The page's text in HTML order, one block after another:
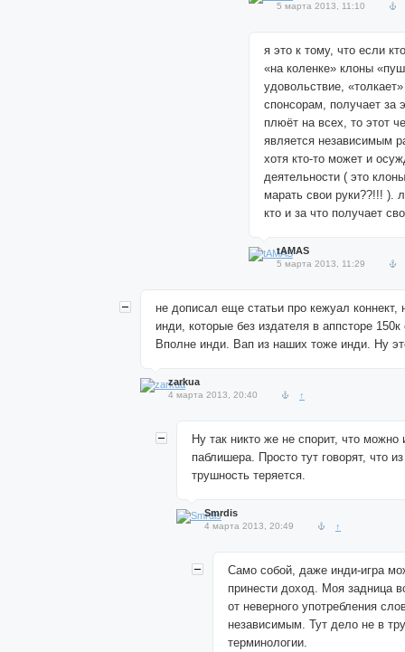
5 марта 2013, 11:10
я это к тому, что если
«на коленке» клоны
удовольствие,
спонсорам, получает за
плюёт на всех, то этот
является независимым
хотя кто-то может и
деятельности ( это
марать свои руки??!!! ).
кто и за что получает
tAMAS
5 марта 2013, 11:29
не дописал еще статьи про кежуал коннект,
инди, которые без издателя в аппсторе
Вполне инди. Вап из наших тоже инди. Ну
zarkua
4 марта 2013, 20:40 ↑
Ну так никто же не спорит, что можно
паблишера. Просто тут говорят, что
трушность теряется.
Smrdis
4 марта 2013, 20:49 ↑
Само собой, даже инди-игра
принести доход. Моя задница
от неверного употребления
независимым. Тут дело не в
терминологии.